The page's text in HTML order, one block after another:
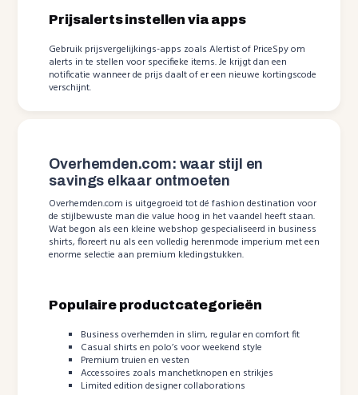
Prijsalerts instellen via apps
Gebruik prijsvergelijkings-apps zoals Alertist of PriceSpy om
alerts in te stellen voor specifieke items. Je krijgt dan een
notificatie wanneer de prijs daalt of er een nieuwe kortingscode
verschijnt.
Overhemden.com: waar stijl en
savings elkaar ontmoeten
Overhemden.com is uitgegroeid tot dé fashion destination voor
de stijlbewuste man die value hoog in het vaandel heeft staan.
Wat begon als een kleine webshop gespecialiseerd in business
shirts, floreert nu als een volledig herenmode imperium met een
enorme selectie aan premium kledingstukken.
Populaire productcategorieën
Business overhemden in slim, regular en comfort fit
Casual shirts en polo’s voor weekend style
Premium truien en vesten
Accessoires zoals manchetknopen en strikjes
Limited edition designer collaborations